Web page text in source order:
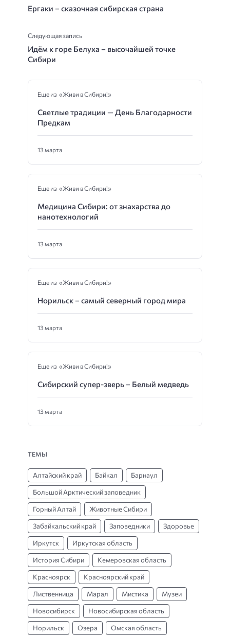
Ергаки – сказочная сибирская страна
Следующая запись
Идём к горе Белуха – высочайшей точке
Сибири
Еще из «Живи в Сибири!»
Светлые традиции — День Благодарности
Предкам
13 марта
Еще из «Живи в Сибири!»
Медицина Сибири: от знахарства до
нанотехнологий
13 марта
Еще из «Живи в Сибири!»
Норильск – самый северный город мира
13 марта
Еще из «Живи в Сибири!»
Сибирский супер-зверь – Белый медведь
13 марта
ТЕМЫ
Алтайский край Байкал Барнаул
Большой Арктический заповедник
Горный Алтай Животные Сибири
Забайкальский край Заповедники Здоровье
Иркутск Иркутская область
История Сибири Кемеровская область
Красноярск Красноярский край
Лиственница Марал Мистика Музеи
Новосибирск Новосибирская область
Норильск Озера Омская область